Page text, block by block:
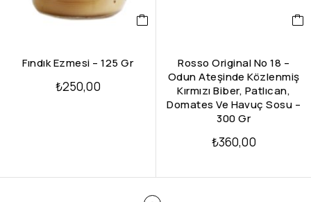
Fındık Ezmesi – 125 Gr
₺250,00
Rosso Original No 18 –
Odun Ateşinde Közlenmiş
Kırmızı Biber, Patlıcan,
Domates Ve Havuç Sosu –
300 Gr
₺360,00